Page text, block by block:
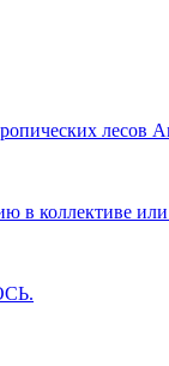
лесов
в коллективе